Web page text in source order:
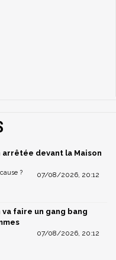
arrêtée devant la Maison
07/08/2026, 20:12
?
va faire un gang bang
07/08/2026, 20:12